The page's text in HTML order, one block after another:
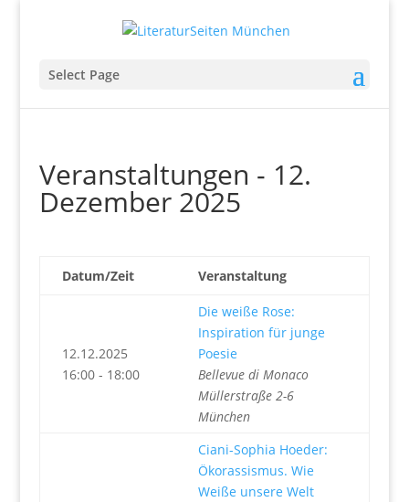
Select Page
Veranstaltungen - 12.
Dezember 2025
Datum/Zeit Veranstaltung
12.12.2025
16:00 - 18:00
Die weiße Rose:
Inspiration für junge
Poesie
Bellevue di Monaco
Müllerstraße 2-6
München
Ciani-Sophia Hoeder:
Ökorassismus. Wie
Weiße unsere Welt